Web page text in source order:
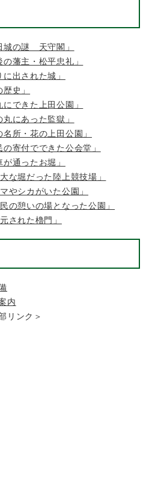
の謎 天守閣」
藩主・松平忠礼」
出された城」
史」
できた上田公園」
にあった監獄」
所・花の上田公園」
寄付でできた公会堂」
通ったお堀」
堀だった陸上競技場」
シカがいた公園」
憩いの場となった公園」
された櫓門」
内
リンク＞